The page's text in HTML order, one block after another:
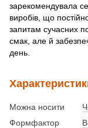
зарекомендувала
виробів, що
запитам сучасних
смак, але й
день.
Можна носити
Формфактор